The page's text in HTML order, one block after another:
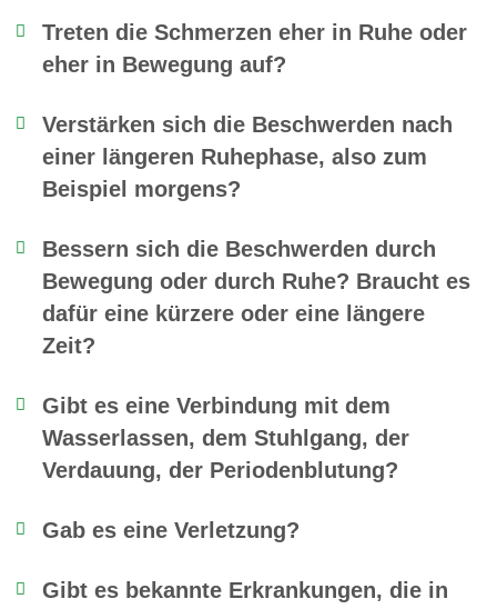
Treten die Schmerzen eher in Ruhe oder
eher in Bewegung auf?
Verstärken sich die Beschwerden nach
einer längeren Ruhephase, also zum
Beispiel morgens?
Bessern sich die Beschwerden durch
Bewegung oder durch Ruhe? Braucht es
dafür eine kürzere oder eine längere
Zeit?
Gibt es eine Verbindung mit dem
Wasserlassen, dem Stuhlgang, der
Verdauung, der Periodenblutung?
Gab es eine Verletzung?
Gibt es bekannte Erkrankungen, die in